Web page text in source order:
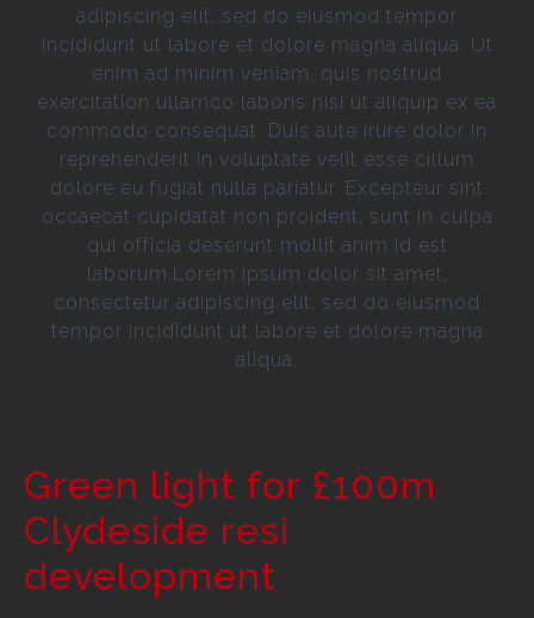
adipiscing elit, sed do eiusmod tempor
incididunt ut labore et dolore magna aliqua. Ut
enim ad minim veniam, quis nostrud
exercitation ullamco laboris nisi ut aliquip ex ea
commodo consequat. Duis aute irure dolor in
reprehenderit in voluptate velit esse cillum
dolore eu fugiat nulla pariatur. Excepteur sint
occaecat cupidatat non proident, sunt in culpa
qui officia deserunt mollit anim id est
laborum.Lorem ipsum dolor sit amet,
consectetur adipiscing elit, sed do eiusmod
tempor incididunt ut labore et dolore magna
aliqua.
Green light for £100m
Clydeside resi
development